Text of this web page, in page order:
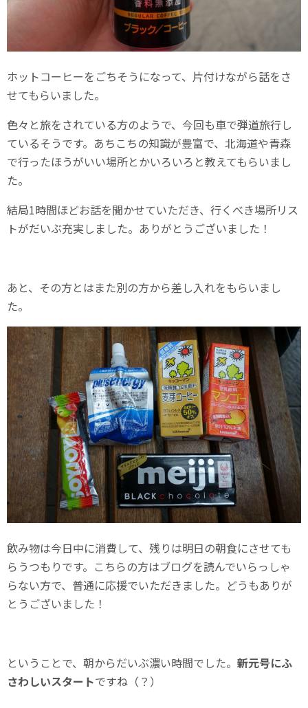
ホットコーヒーをごちそうになって、片付けながら話をさ
せてもらいました。
色々と旅をされている方のようで、今回も車で弾道旅行し
ているそうです。あちこちの知識が豊富で、北海道や青森
で行ったほうがいい場所とかいろいろと教えてもらいまし
た。
結局1時間ほどお話を聞かせていただき、行くべき場所リス
トがだいぶ充実しました。ありがとうございました！
あと、その方とはまた別の方から差し入れをもらいまし
た。
飲み物は今日中に消費して、残りは明日の朝食にさせても
らうつもりです。こちらの方はブログを読んでいらっしゃ
らない方で、普通に応援でいただきました。どうもありが
とうございました！
ということで、朝からだいぶ濃い時間でした。 新元号にふ
さわしいスタートですね（？）